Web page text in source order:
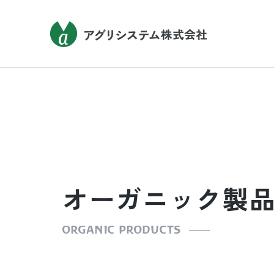
オーガニック製品
ORGANIC PRODUCTS